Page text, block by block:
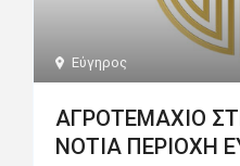
Εύγηρος
ΑΓΡΟΤΕΜΑΧΙΟ
ΝΟΤΙΑ ΠΕΡΙΟΧΗ